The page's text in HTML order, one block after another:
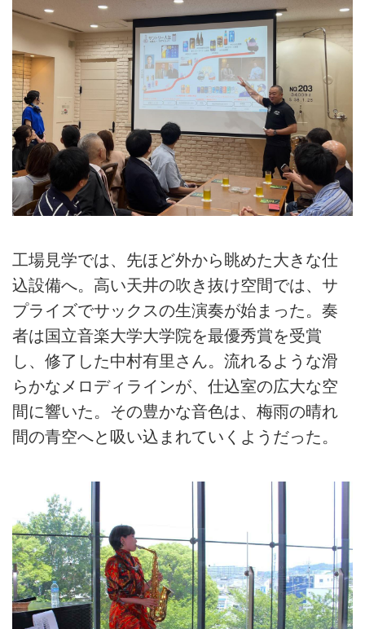
工場見学では、先ほど外から眺めた大きな仕
込設備へ。高い天井の吹き抜け空間では、サ
プライズでサックスの生演奏が始まった。奏
者は国立音楽大学大学院を最優秀賞を受賞
し、修了した中村有里さん。流れるような滑
らかなメロディラインが、仕込室の広大な空
間に響いた。その豊かな音色は、梅雨の晴れ
間の青空へと吸い込まれていくようだった。